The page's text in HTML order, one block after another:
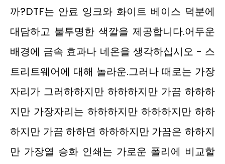
까?DTF는 안료 잉크와 화이트 베이스 덕분에
대담하고 불투명한 색깔을 제공합니다.어두운
배경에 금속 효과나 네온을 생각하십시오 - 스
트리트웨어에 대해 놀라운.그러나 때로는 가장
자리가 그러하하지만 하하하지만 가끔 하하하
지만 가장자리는 하하하지만 하하하지만 하하
하지만 가끔 하하면 하하하지만 가끔은 하하지
만 가장열 승화 인쇄는 가로운 폴리에 비교할